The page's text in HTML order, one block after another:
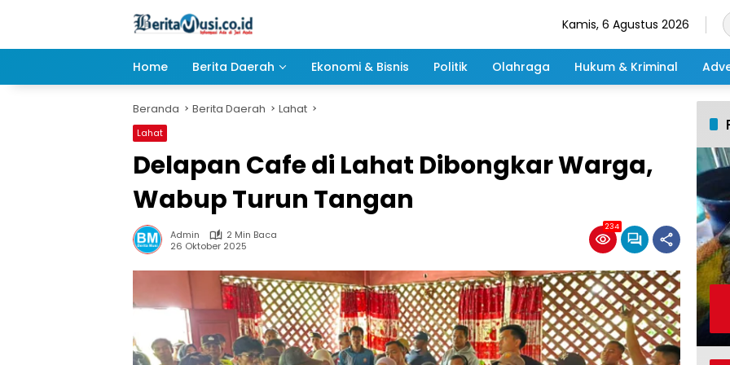
Kamis, 6 Agustus 2026
Home Berita Daerah Ekonomi & Bisnis Politik Olahraga Hukum & Kriminal
Beranda Berita Daerah Lahat
Lahat
Delapan Cafe di Lahat Dibongkar Warga,
Wabup Turun Tangan
Admin
2 Min Baca
26 Oktober 2025
234